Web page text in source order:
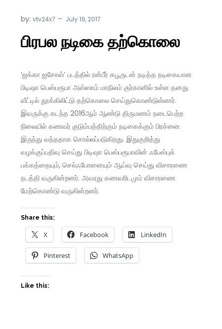
by:vtv24x7
பிரபல நடிகை தற்கொலை
‘ஜக்கா ஜசோஸ்’ படத்தில் ரன்பீர் கபூருடன் நடித்த நடிகையான
பிடிஷா பெஸ்பரூபா அஸ்ஸாம் மாநிலம் குர்கானில் உள்ள தனது
வீட்டில் தூக்கிலிட்டு தற்கொலை செய்துகொண்டுள்ளார்.
இவருக்கு கடந்த 2016ஆம் ஆண்டு திருமணம் நடைபெற்ற
நிலையில் கணவர் குடும்பத்திற்கும் நடிகைக்கும் பிரச்னை
இருந்து வந்ததாக சொல்லப்படுகிறது. இதுகுறித்து
வழக்குப்பதிவு செய்து பிடிஷா பெஸ்பரூபாவின் ஃபேஸ்புக்
பக்கத்தையும், செல்ஃபோனையும் ஆய்வு செய்து விசாரணை
நடத்தி வருகின்றனர். அவரது கணவரிடமும் விசாரணை
மேற்கொண்டு வருகின்றனர்.
Share this:
X Facebook LinkedIn
Pinterest WhatsApp
Like this: